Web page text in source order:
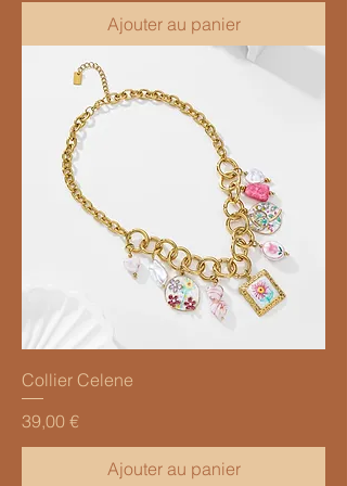
Ajouter au panier
Collier Celene
Prix
39,00 €
Ajouter au panier